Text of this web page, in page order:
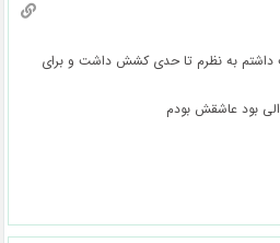
به نظرم تا حدی کشش داشت و برای
بود عاشقش بودم